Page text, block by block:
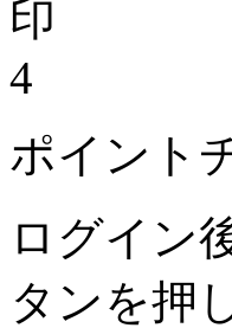
4
ポイント
ログイン
タンを押